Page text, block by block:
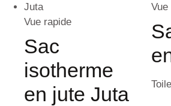
Vue rapide
Sac
isotherme
en jute Juta
Vue